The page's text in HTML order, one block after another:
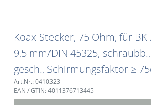
Koax-Stecker, 75 Ohm, für
9,5 mm/DIN 45325,
gesch., Schirmungsfaktor ≥
Art.Nr.: 0410323
EAN / GTIN: 4011376713445